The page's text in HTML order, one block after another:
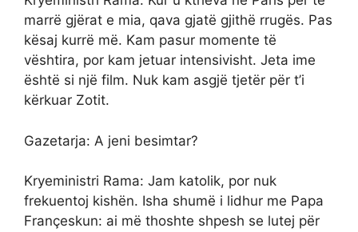
marrë gjërat e mia, qava gjatë gjithë rrugës. Pas
kësaj kurrë më. Kam pasur momente të
vështira, por kam jetuar intensivisht. Jeta ime
është si një film. Nuk kam asgjë tjetër për t’i
kërkuar Zotit.
Gazetarja: A jeni besimtar?
Kryeministri Rama: Jam katolik, por nuk
frekuentoj kishën. Isha shumë i lidhur me Papa
Françeskun: ai më thoshte shpesh se lutej për